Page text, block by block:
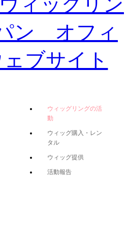
ウィッグリングの活
動
ウィッグ購入・レン
タル
ウィッグ提供
活動報告